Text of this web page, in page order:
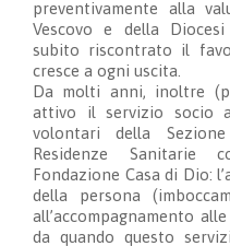
preventivamente alla
Vescovo e della
subito riscontrato il
cresce a ogni uscita.
Da molti anni, inoltre
attivo il servizio socio
volontari della
Residenze Sanitarie
Fondazione Casa di Dio:
della persona
all’accompagnamento
da quando questo